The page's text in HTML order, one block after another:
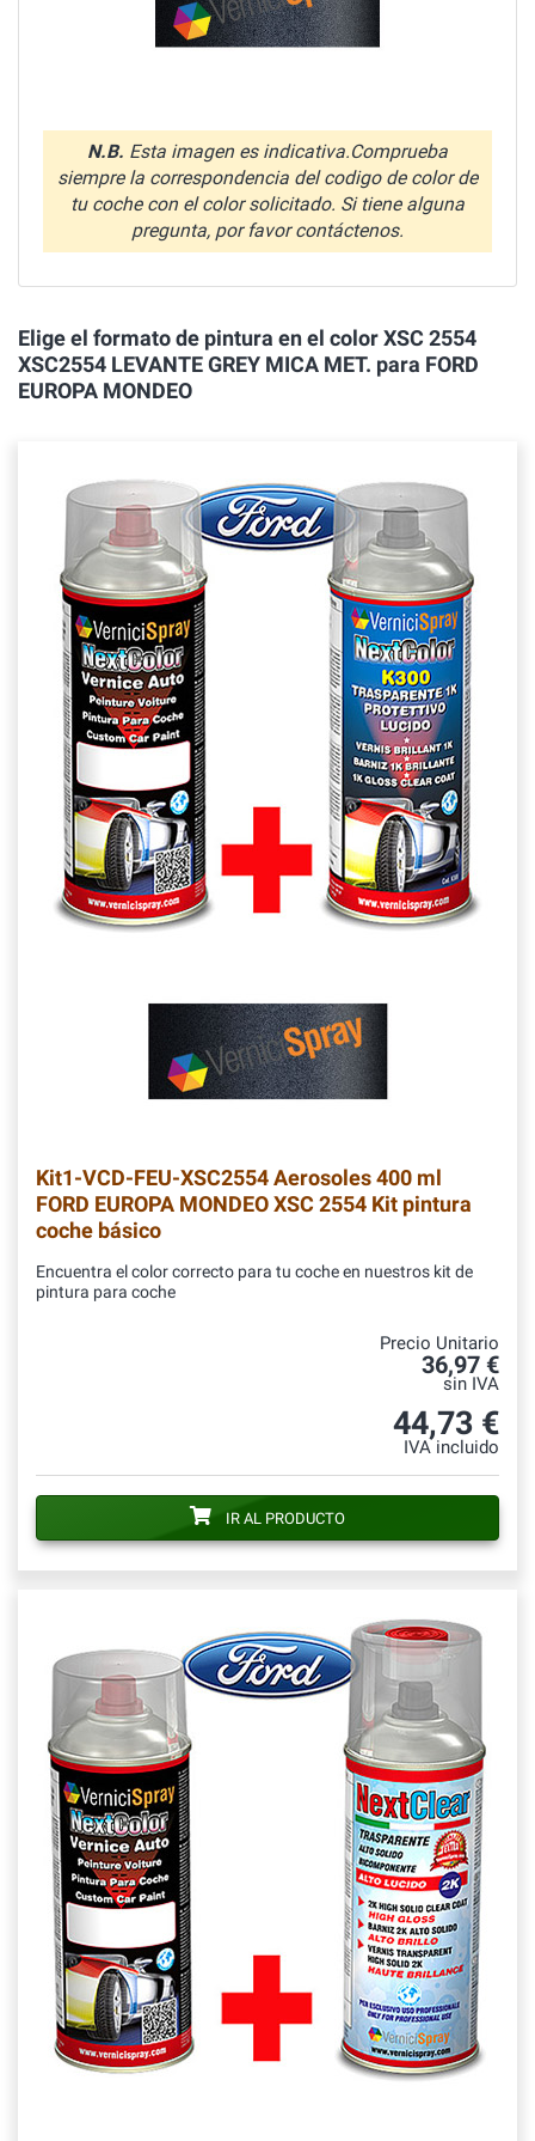
N.B. Esta imagen es indicativa.Comprueba
siempre la correspondencia del codigo de color de
tu coche con el color solicitado. Si tiene alguna
pregunta, por favor contáctenos.
Elige el formato de pintura en el color XSC 2554
XSC2554 LEVANTE GREY MICA MET. para FORD
EUROPA MONDEO
Kit1-VCD-FEU-XSC2554Aerosoles 400 ml
FORD EUROPA MONDEO XSC 2554 Kit pintura
coche básico
Encuentra el color correcto para tu coche en nuestros kit de
pintura para coche
Precio Unitario
36,97 €
sin IVA
44,73 €
IVA incluido
IR AL PRODUCTO